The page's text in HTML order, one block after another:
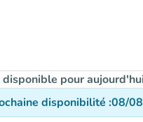
disponible pour
disponibilité :08/